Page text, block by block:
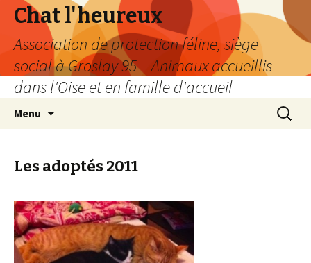
Chat l'heureux
Association de protection féline, siège
social à Groslay 95 – Animaux accueillis
dans l'Oise et en famille d'accueil
Menu
Les adoptés 2011